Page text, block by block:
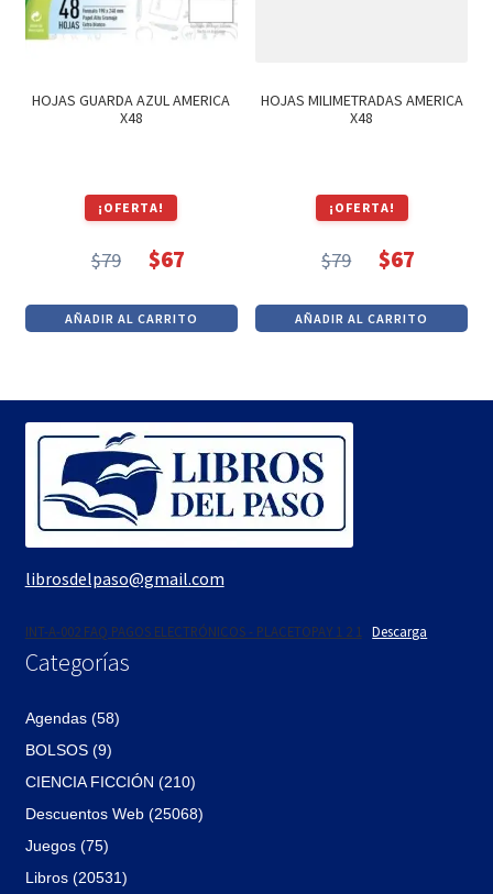
HOJAS GUARDA AZUL AMERICA
X48
¡OFERTA!
$79
precio
original
$67
precio
actual
AÑADIR AL CARRITO
HOJAS MILIMETRADAS AMERICA
X48
¡OFERTA!
$79
precio
original
$67
precio
actual
AÑADIR AL CARRITO
librosdelpaso@gmail.com
INT-A-002 FAQ PAGOS ELECTRÓNICOS - PLACETOPAY 1 2 1 Descarga
Categorías
Agendas (58)
BOLSOS (9)
CIENCIA FICCIÓN (210)
Descuentos Web (25068)
Juegos (75)
Libros (20531)